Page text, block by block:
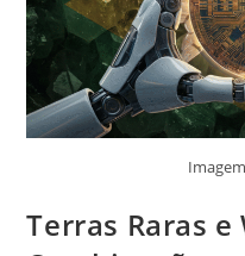
Terras Raras e